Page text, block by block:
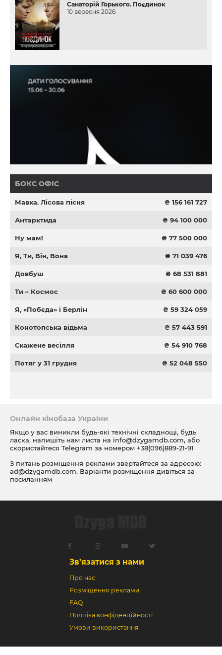
Санаторій Горького. Поєдинок
10 вересня 2026
БОКС ОФІС
Мавка. Лісова пісня ₴ 156 161 727
Антарктида ₴ 94 100 000
Ну мам! ₴ 77 500 000
Я, Ти, Він, Вона ₴ 71 039 476
Довбуш ₴ 68 531 881
Ти – Космос ₴ 60 600 000
Я, «Побєда» і Берлін ₴ 59 324 059
Конотопська відьма ₴ 57 443 591
Скажене весілля ₴ 54 910 768
Потяг у 31 грудня ₴ 52 048 550
Онлайн кінобаза України
Якщо у вас виникли будь-які технічні складнощі, будь
ласка, напишіть нам листа на info@dzygamdb.com, або
скористайтеся Telegram за номером +38(096)889-21-91
З питань розміщення реклами звертайтеся за адресою:
ad@dzygamdb.com. Варіанти розміщення дивіться за
посиланням
Зв’язатися з нами
Про нас
Розміщення реклами
FAQ
Політіка конфіденційності
Умови використання